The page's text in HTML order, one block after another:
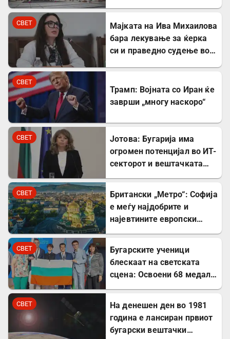
СВЕТ
Мајката на Ива Михаилова
бара лекување за ќерка
си и праведно судење во
СВЕТ
Трамп: Војната со Иран ќе
заврши „многу наскоро“
СВЕТ
Јотова: Бугарија има
огромен потенцијал во ИТ-
секторот и вештачката
СВЕТ
Британски „Метро“: Софија
е меѓу најдобрите и
најевтините европски
СВЕТ
Бугарските ученици
блескаат на светската
сцена: Освоени 68 медали
година
СВЕТ
На денешен ден во 1981
година е лансиран првиот
бугарски вештачки